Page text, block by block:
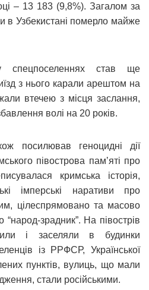
– 13 183 (9,8%). Загалом за
в Узбекистані померло майже
став ще
з нього карали арештом на
втечею з місця заслання,
волі на 20 років.
посилював геноцидні дії
півострова памʼяті про
кримська історія,
імперські наративи про
цілеспрямовано та масово
зрадник”. На півострів
і заселяли в будинки
із РРФСР, Української
пунктів, вулиць, що мали
стали російськими.